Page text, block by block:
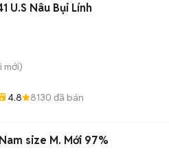
U.S Nâu Bụi Lính
mới)
4.8 8130 đã bán
size M. Mới 97%